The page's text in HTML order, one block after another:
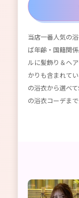
当店一番人気の
ば年齢・国籍関
ルに髪飾り＆ヘ
かりも含まれて
の浴衣から選べ
の浴衣コーデまで